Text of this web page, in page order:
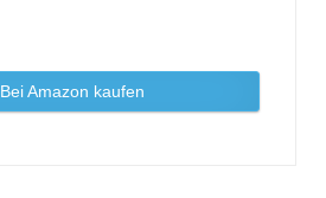
Bei Amazon kaufen